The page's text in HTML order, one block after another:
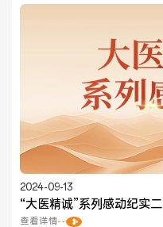
专家坐诊
门诊就诊指南
医院布局
出/入院服务
2024-09-13
“大医精诚”系列感动纪实二
查看详情